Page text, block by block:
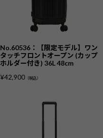
No.60536：【限定モデル】ワン
タッチフロントオープン (カップ
ホルダー付き) 36L 48cm
¥42,900 （税込）